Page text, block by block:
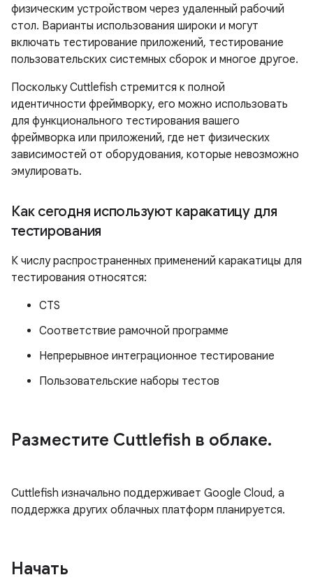
физическим устройством через удаленный рабочий
стол. Варианты использования широки и могут
включать тестирование приложений, тестирование
пользовательских системных сборок и многое другое.
Поскольку Cuttlefish стремится к полной
идентичности фреймворку, его можно использовать
для функционального тестирования вашего
фреймворка или приложений, где нет физических
зависимостей от оборудования, которые невозможно
эмулировать.
Как сегодня используют каракатицу для
тестирования
К числу распространенных применений каракатицы для
тестирования относятся:
CTS
Соответствие рамочной программе
Непрерывное интеграционное тестирование
Пользовательские наборы тестов
Разместите Cuttlefish в облаке.
Cuttlefish изначально поддерживает Google Cloud, а
поддержка других облачных платформ планируется.
Начать